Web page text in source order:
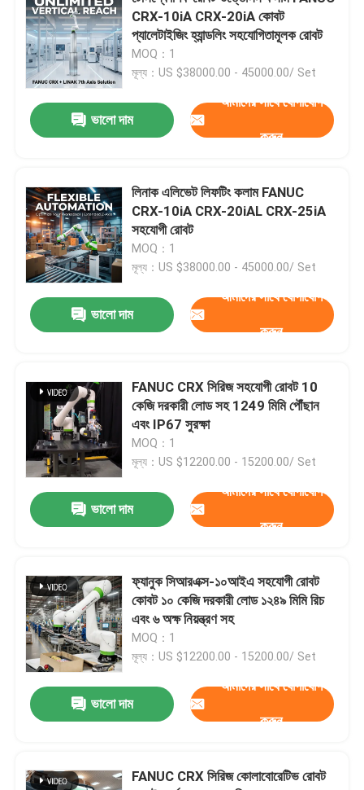
পণ্য
ভিডিও
আমাদের সম্পর্কে
মান নিয়ন্ত্রণ
আমাদের সাথে যোগাযোগ
ব্লগ
শিল্প রোবট হাত
ঢালাই রোবট হাত
প্যালেটাইজিং রোবট আর্ম
সিএনসি মেশিন
রোবট লিনিয়ার ট্র্যাক
রোবট পজিশনার
রোবট প্রতিরক্ষামূলক কভার
CRX-10iA CRX-20iA কোবট
প্যালেটাইজিং হ্যান্ডলিং সহযোগিতামূলক রোবট
MOQ：1
মূল্য：US $38000.00 - 45000.00/ Set
ভালো দাম
আমাদের সাথে যোগাযোগ
করুন
লিনাক এলিভেট লিফটিং কলাম FANUC
CRX-10iA CRX-20iAL CRX-25iA
সহযোগী রোবট
MOQ：1
মূল্য：US $38000.00 - 45000.00/ Set
ভালো দাম
আমাদের সাথে যোগাযোগ
করুন
FANUC CRX সিরিজ সহযোগী রোবট 10
কেজি দরকারী লোড সহ 1249 মিমি পৌঁছান
এবং IP67 সুরক্ষা
MOQ：1
মূল্য：US $12200.00 - 15200.00/ Set
ভালো দাম
আমাদের সাথে যোগাযোগ
করুন
ফ্যানুক সিআরএক্স-১০আইএ সহযোগী রোবট
কোবট ১০ কেজি দরকারী লোড ১২৪৯ মিমি রিচ
এবং ৬ অক্ষ নিয়ন্ত্রণ সহ
MOQ：1
মূল্য：US $12200.00 - 15200.00/ Set
ভালো দাম
আমাদের সাথে যোগাযোগ
করুন
FANUC CRX সিরিজ কোলাবোরেটিভ রোবট